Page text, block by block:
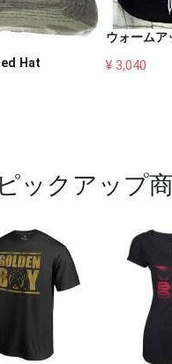
Hat
ウォームア
¥ 3,040
ピックアップ